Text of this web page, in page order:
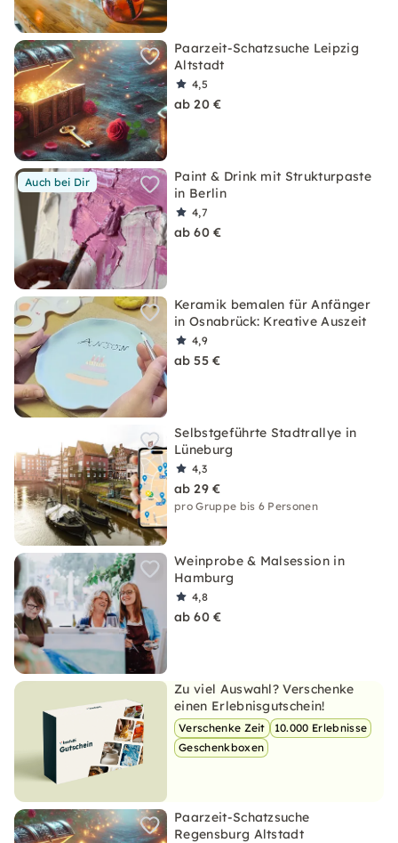
Paarzeit-Schatzsuche Leipzig
Altstadt
4,5
ab 20 €
Auch bei Dir
Paint & Drink mit Strukturpaste
in Berlin
4,7
ab 60 €
Keramik bemalen für Anfänger
in Osnabrück: Kreative Auszeit
4,9
ab 55 €
Selbstgeführte Stadtrallye in
Lüneburg
4,3
ab 29 €
pro Gruppe bis 6 Personen
Weinprobe & Malsession in
Hamburg
4,8
ab 60 €
Zu viel Auswahl? Verschenke
einen Erlebnisgutschein!
Verschenke Zeit
10.000 Erlebnisse
Geschenkboxen
Paarzeit-Schatzsuche
Regensburg Altstadt